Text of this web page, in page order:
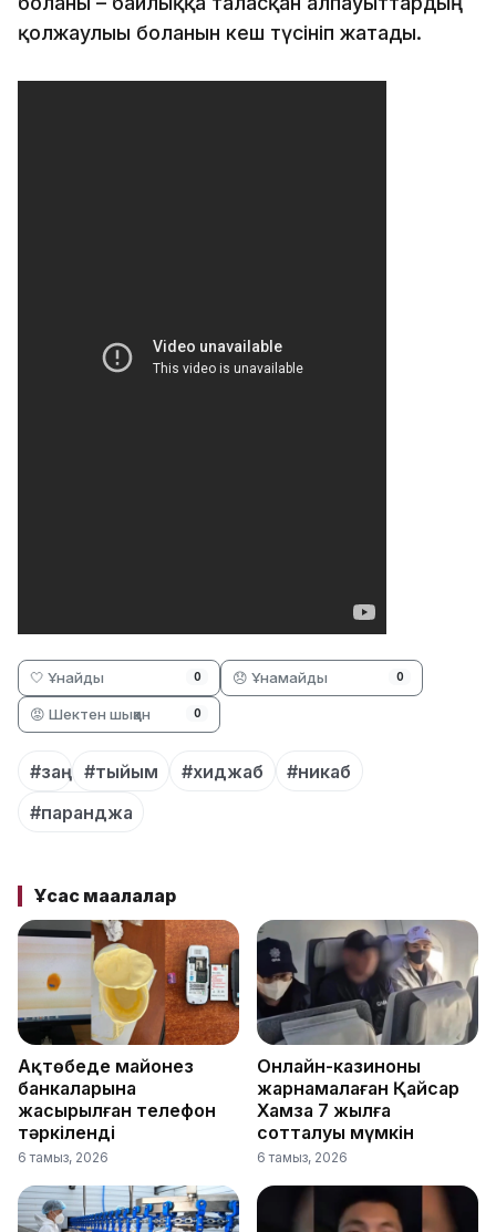
қолжаулығы болғанын кеш түсініп жатады.
🤍 Ұнайды 0 😞 Ұнамайды 0
😡 Шектен шыққан 0
#заң #тыйым #хиджаб
#никаб
#паранджа
Ұқсас мақалалар
Ақтөбеде майонез
банкаларына
жасырылған телефон
тәркіленді
6 тамыз, 2026
Онлайн-казиноны
жарнамалаған Қайсар
Хамза 7 жылға
сотталуы мүмкін
6 тамыз, 2026